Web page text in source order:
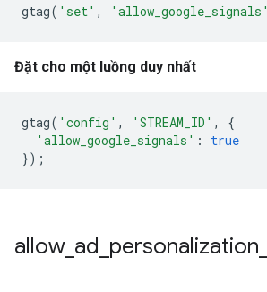
gtag( 'set' , 'allow_google_signals'
Đặt cho một luồng duy nhất
gtag( 'config' , 'STREAM_ID' ,
{
'allow_google_signals' :
true
});
allow_ ad personalization